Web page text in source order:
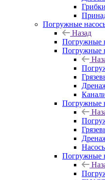
Погружные
Назад
Погружные
Погружные
Погружные
Погружные